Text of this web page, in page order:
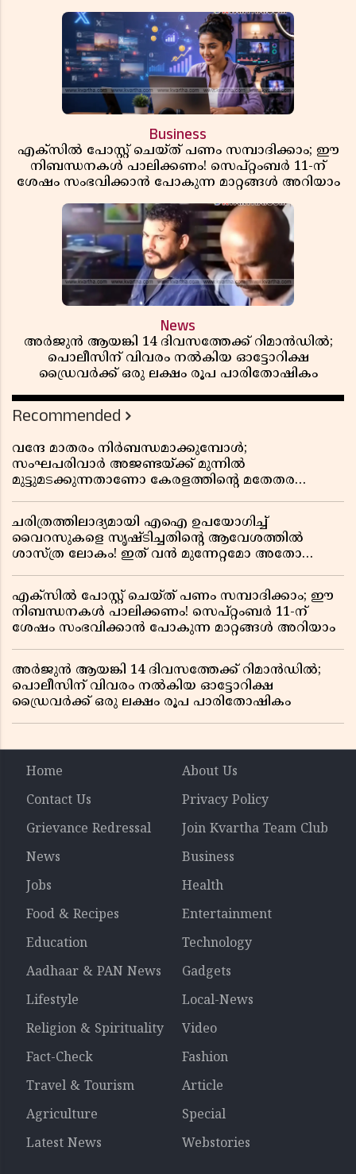
Business
എക്സിൽ പോസ്റ്റ് ചെയ്ത് പണം സമ്പാദിക്കാം; ഈ
നിബന്ധനകൾ പാലിക്കണം! സെപ്റ്റംബർ 11-ന്
ശേഷം സംഭവിക്കാൻ പോകുന്ന മാറ്റങ്ങൾ അറിയാം
News
അർജുൻ ആയങ്കി 14 ദിവസത്തേക്ക് റിമാൻഡിൽ;
പൊലീസിന് വിവരം നൽകിയ ഓട്ടോറിക്ഷ
ഡ്രൈവർക്ക് ഒരു ലക്ഷം രൂപ പാരിതോഷികം
Recommended
വന്ദേ മാതരം നിർബന്ധമാക്കുമ്പോൾ;
സംഘപരിവാർ അജണ്ടയ്ക്ക് മുന്നിൽ
മുട്ടുമടക്കുന്നതാണോ കേരളത്തിന്റെ മതേതര
ചരിത്രത്തിലാദ്യമായി എഐ ഉപയോഗിച്ച്
വൈറസുകളെ സൃഷ്ടിച്ചതിന്റെ ആവേശത്തിൽ
ശാസ്ത്ര ലോകം! ഇത് വൻ മുന്നേറ്റമോ അതോ
എക്സിൽ പോസ്റ്റ് ചെയ്ത് പണം സമ്പാദിക്കാം; ഈ
നിബന്ധനകൾ പാലിക്കണം! സെപ്റ്റംബർ 11-ന്
ശേഷം സംഭവിക്കാൻ പോകുന്ന മാറ്റങ്ങൾ അറിയാം
അർജുൻ ആയങ്കി 14 ദിവസത്തേക്ക് റിമാൻഡിൽ;
പൊലീസിന് വിവരം നൽകിയ ഓട്ടോറിക്ഷ
ഡ്രൈവർക്ക് ഒരു ലക്ഷം രൂപ പാരിതോഷികം
Home
About Us
Contact Us
Privacy Policy
Grievance Redressal
Join Kvartha Team Club
News
Business
Jobs
Health
Food & Recipes
Entertainment
Education
Technology
Aadhaar & PAN News
Gadgets
Lifestyle
Local-News
Religion & Spirituality
Video
Fact-Check
Fashion
Travel & Tourism
Article
Agriculture
Special
Latest News
Webstories